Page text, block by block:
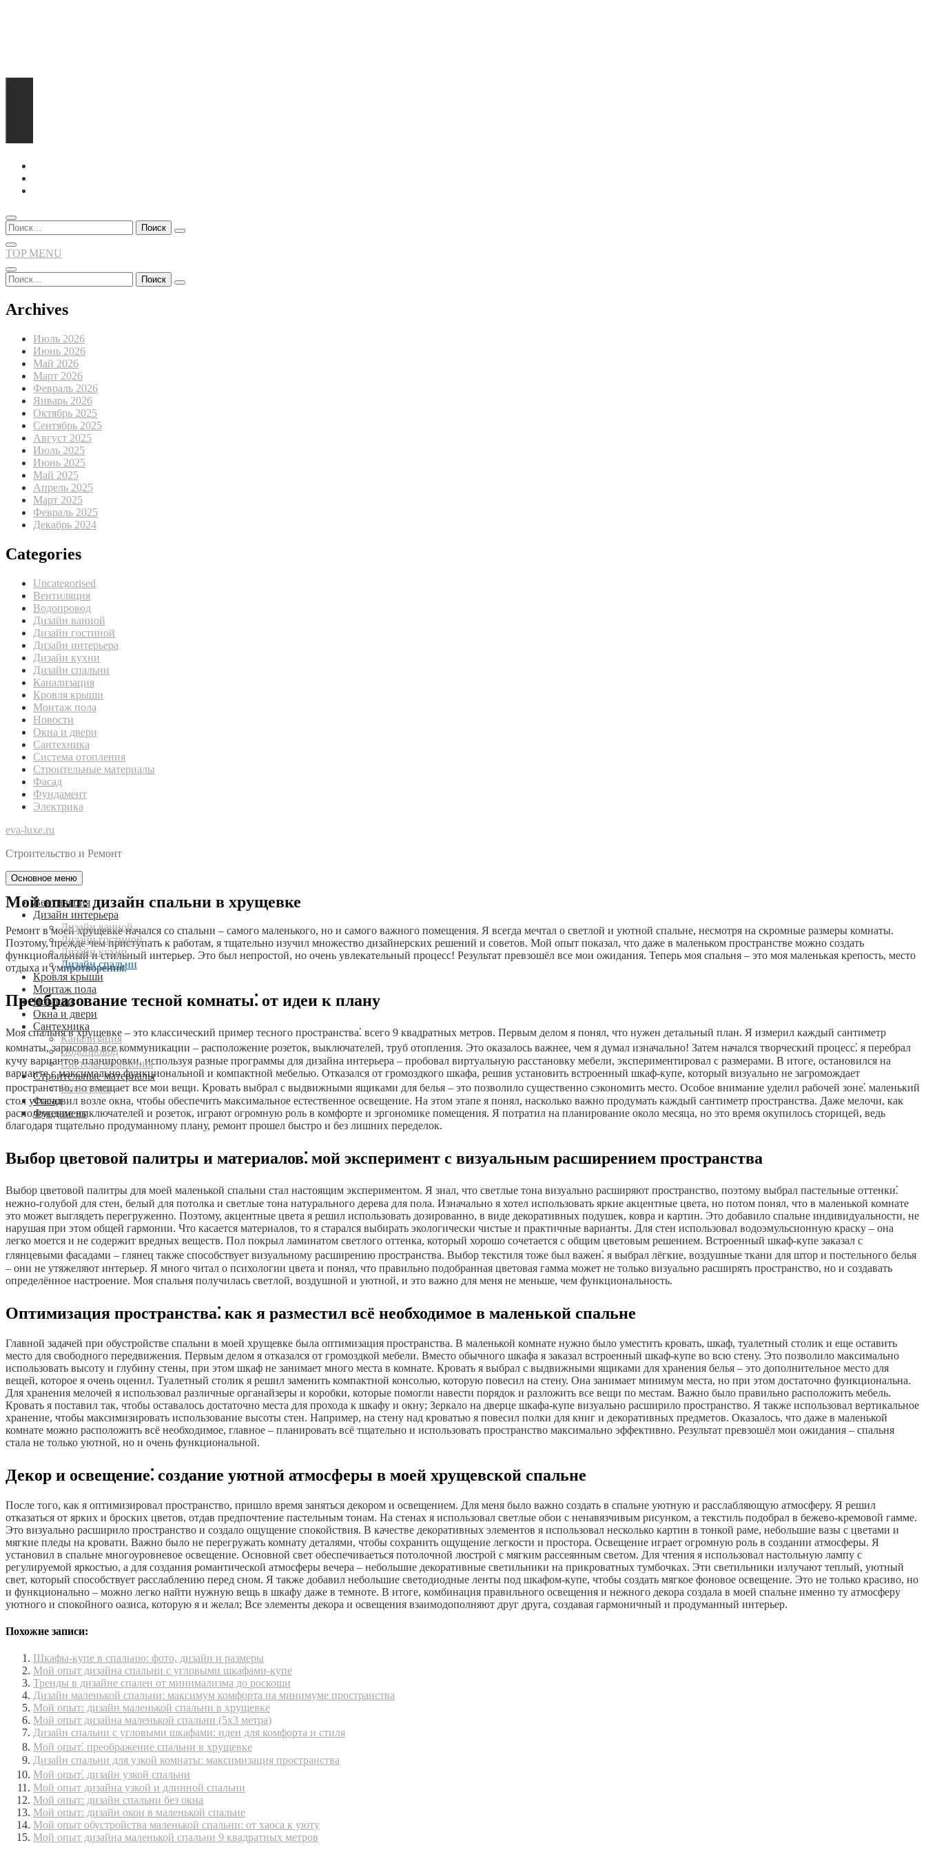
Перейти
содержимому
Найти:
TOP MENU
Найти:
Archives
Июль 2026
Июнь 2026
Май 2026
Март 2026
Февраль 2026
Январь 2026
Октябрь 2025
Сентябрь 2025
Август 2025
Июль 2025
Июнь 2025
Май 2025
Апрель 2025
Март 2025
Февраль 2025
Декабрь 2024
Categories
Uncategorised
Вентиляция
Водопровод
Дизайн ванной
Дизайн гостиной
Дизайн интерьера
Дизайн кухни
Дизайн спальни
Канализация
Кровля крыши
Монтаж пола
Новости
Окна и двери
Сантехника
Система отопления
Строительные материалы
Фасад
Фундамент
Электрика
eva-luxe.ru
Строительство и Ремонт
Основное меню
Вентиляция
Дизайн интерьера
Дизайн ванной
Дизайн гостиной
Дизайн кухни
Дизайн спальни
Кровля крыши
Монтаж пола
Новости
Окна и двери
Сантехника
Канализация
Водопровод
Система отопления
Строительные материалы
Электрика
Фасад
Фундамент
Мой опыт: дизайн спальни в хрущевке
Ремонт в моей хрущевке начался со спальни – самого маленького, но и самого важного помещения. Я всегда мечтал о светлой и уютной спальне, несмотря на скромные размеры комнаты.
Поэтому, прежде чем приступать к работам, я тщательно изучил множество дизайнерских решений и советов. Мой опыт показал, что даже в маленьком пространстве можно создать
функциональный и стильный интерьер. Это был непростой, но очень увлекательный процесс! Результат превзошёл все мои ожидания. Теперь моя спальня – это моя маленькая крепость, место
отдыха и умиротворения.
Преобразование тесной комнаты⁚ от идеи к плану
Моя спальня в хрущевке – это классический пример тесного пространства⁚ всего 9 квадратных метров. Первым делом я понял, что нужен детальный план. Я измерил каждый сантиметр
комнаты, зарисовал все коммуникации – расположение розеток, выключателей, труб отопления. Это оказалось важнее, чем я думал изначально! Затем начался творческий процесс⁚ я перебрал
кучу вариантов планировки, используя разные программы для дизайна интерьера – пробовал виртуальную расстановку мебели, экспериментировал с размерами. В итоге, остановился на
варианте с максимально функциональной и компактной мебелью. Отказался от громоздкого шкафа, решив установить встроенный шкаф-купе, который визуально не загромождает
пространство, но вмещает все мои вещи. Кровать выбрал с выдвижными ящиками для белья – это позволило существенно сэкономить место. Особое внимание уделил рабочей зоне⁚ маленький
стол установил возле окна, чтобы обеспечить максимальное естественное освещение. На этом этапе я понял, насколько важно продумать каждый сантиметр пространства. Даже мелочи, как
расположение выключателей и розеток, играют огромную роль в комфорте и эргономике помещения. Я потратил на планирование около месяца, но это время окупилось сторицей, ведь
благодаря тщательно продуманному плану, ремонт прошел быстро и без лишних переделок.
Выбор цветовой палитры и материалов⁚ мой эксперимент с визуальным расширением пространства
Выбор цветовой палитры для моей маленькой спальни стал настоящим экспериментом. Я знал, что светлые тона визуально расширяют пространство, поэтому выбрал пастельные оттенки⁚
нежно-голубой для стен, белый для потолка и светлые тона натурального дерева для пола. Изначально я хотел использовать яркие акцентные цвета, но потом понял, что в маленькой комнате
это может выглядеть перегруженно. Поэтому, акцентные цвета я решил использовать дозированно, в виде декоративных подушек, ковра и картин. Это добавило спальне индивидуальности, не
нарушая при этом общей гармонии. Что касается материалов, то я старался выбирать экологически чистые и практичные варианты. Для стен использовал водоэмульсионную краску – она
легко моется и не содержит вредных веществ. Пол покрыл ламинатом светлого оттенка, который хорошо сочетается с общим цветовым решением. Встроенный шкаф-купе заказал с
глянцевыми фасадами – глянец также способствует визуальному расширению пространства. Выбор текстиля тоже был важен⁚ я выбрал лёгкие, воздушные ткани для штор и постельного белья
– они не утяжеляют интерьер. Я много читал о психологии цвета и понял, что правильно подобранная цветовая гамма может не только визуально расширять пространство, но и создавать
определённое настроение. Моя спальня получилась светлой, воздушной и уютной, и это важно для меня не меньше, чем функциональность.
Оптимизация пространства⁚ как я разместил всё необходимое в маленькой спальне
Главной задачей при обустройстве спальни в моей хрущевке была оптимизация пространства. В маленькой комнате нужно было уместить кровать, шкаф, туалетный столик и еще оставить
место для свободного передвижения. Первым делом я отказался от громоздкой мебели. Вместо обычного шкафа я заказал встроенный шкаф-купе во всю стену. Это позволило максимально
использовать высоту и глубину стены, при этом шкаф не занимает много места в комнате. Кровать я выбрал с выдвижными ящиками для хранения белья – это дополнительное место для
вещей, которое я очень оценил. Туалетный столик я решил заменить компактной консолью, которую повесил на стену. Она занимает минимум места, но при этом достаточно функциональна.
Для хранения мелочей я использовал различные органайзеры и коробки, которые помогли навести порядок и разложить все вещи по местам. Важно было правильно расположить мебель.
Кровать я поставил так, чтобы оставалось достаточно места для прохода к шкафу и окну; Зеркало на дверце шкафа-купе визуально расширило пространство. Я также использовал вертикальное
хранение, чтобы максимизировать использование высоты стен. Например, на стену над кроватью я повесил полки для книг и декоративных предметов. Оказалось, что даже в маленькой
комнате можно расположить всё необходимое, главное – планировать всё тщательно и использовать пространство максимально эффективно. Результат превзошёл мои ожидания – спальня
стала не только уютной, но и очень функциональной.
Декор и освещение⁚ создание уютной атмосферы в моей хрущевской спальне
После того, как я оптимизировал пространство, пришло время заняться декором и освещением. Для меня было важно создать в спальне уютную и расслабляющую атмосферу. Я решил
отказаться от ярких и броских цветов, отдав предпочтение пастельным тонам. На стенах я использовал светлые обои с ненавязчивым рисунком, а текстиль подобрал в бежево-кремовой гамме.
Это визуально расширило пространство и создало ощущение спокойствия. В качестве декоративных элементов я использовал несколько картин в тонкой раме, небольшие вазы с цветами и
мягкие пледы на кровати. Важно было не перегружать комнату деталями, чтобы сохранить ощущение легкости и простора. Освещение играет огромную роль в создании атмосферы. Я
установил в спальне многоуровневое освещение. Основной свет обеспечиваеться потолочной люстрой с мягким рассеянным светом. Для чтения я использовал настольную лампу с
регулируемой яркостью, а для создания романтической атмосферы вечера – небольшие декоративные светильники на прикроватных тумбочках. Эти светильники излучают теплый, уютный
свет, который способствует расслаблению перед сном. Я также добавил небольшие светодиодные ленты под шкафом-купе, чтобы создать мягкое фоновое освещение. Это не только красиво, но
и функционально – можно легко найти нужную вещь в шкафу даже в темноте. В итоге, комбинация правильного освещения и нежного декора создала в моей спальне именно ту атмосферу
уютного и спокойного оазиса, которую я и желал; Все элементы декора и освещения взаимодополняют друг друга, создавая гармоничный и продуманный интерьер.
Похожие записи:
Шкафы-купе в спальню: фото, дизайн и размеры
Мой опыт дизайна спальни с угловыми шкафами-купе
Тренды в дизайне спален от минимализма до роскоши
Дизайн маленькой спальни: максимум комфорта на минимуме пространства
Мой опыт: дизайн маленькой спальни в хрущевке
Мой опыт дизайна маленькой спальни (5х3 метра)
Дизайн спальни с угловыми шкафами: идеи для комфорта и стиля
Мой опыт⁚ преображение спальни в хрущевке
Дизайн спальни для узкой комнаты: максимизация пространства
Мой опыт⁚ дизайн узкой спальни
Мой опыт дизайна узкой и длинной спальни
Мой опыт: дизайн спальни без окна
Мой опыт: дизайн окон в маленькой спальне
Мой опыт обустройства маленькой спальни: от хаоса к уюту
Мой опыт дизайна маленькой спальни 9 квадратных метров